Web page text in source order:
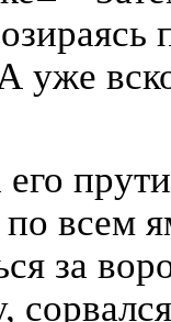
уже
по всем
за